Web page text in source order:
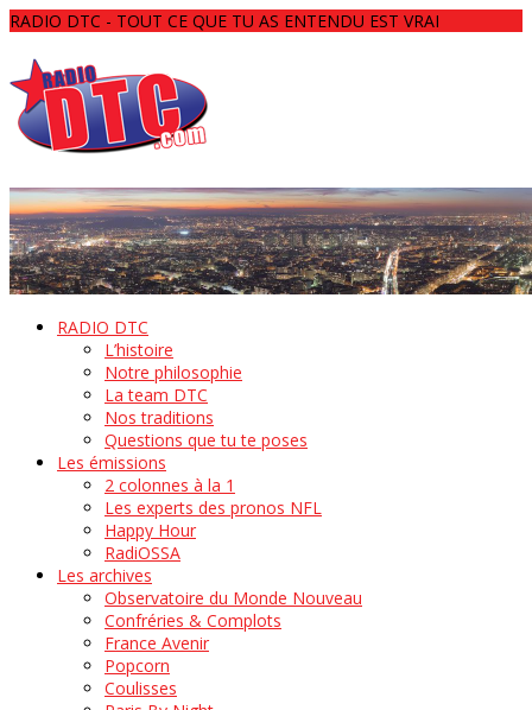
RADIO DTC - TOUT CE QUE TU AS ENTENDU EST VRAI
RADIO DTC
L’histoire
Notre philosophie
La team DTC
Nos traditions
Questions que tu te poses
Les émissions
2 colonnes à la 1
Les experts des pronos NFL
Happy Hour
RadiOSSA
Les archives
Observatoire du Monde Nouveau
Confréries & Complots
France Avenir
Popcorn
Coulisses